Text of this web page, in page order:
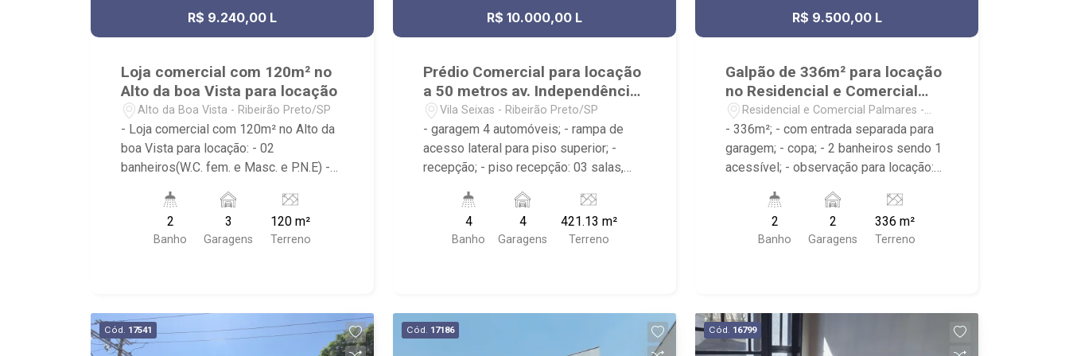
R$ 9.240,00 L
Loja comercial com 120m² no
Alto da boa Vista para locação
Alto da Boa Vista - Ribeirão Preto/SP
- Loja comercial com 120m² no Alto da
boa Vista para locação: - 02
banheiros(W.C. fem. e Masc. e P.N.E) -
condicionado; - Área de 120m²; -
Localizado próximo à Praça Palhaço
Piolin e Av. Pres. Vargas.
2
Banho
3
Garagens
120 m²
Terreno
R$ 10.000,00 L
Prédio Comercial para locação
a 50 metros av. Independência
Vila Seixas
Vila Seixas - Ribeirão Preto/SP
- garagem 4 automóveis; - rampa de
acesso lateral para piso superior; -
recepção; - piso recepção: 03 salas,
escritório e cozinha, - área aberta
(quintal arborizado), - piso superior com
salão, sala privativa, copa e banheiro; -
4
Banho
4
Garagens
421.13 m²
Terreno
R$ 9.500,00 L
Galpão de 336m² para locação
no Residencial e Comercial
Palmares
Residencial e Comercial Palmares -
Ribeirão Preto/SP
- 336m²; - com entrada separada para
garagem; - copa; - 2 banheiros sendo 1
acessível; - observação para locação:
pode ser usada como estoque, espaço
superior disponível e pronto para ser
feito um mezanino para um escritório.
2
Banho
2
Garagens
336 m²
Terreno
Cód. 17541 Cód. 17186 Cód. 16799